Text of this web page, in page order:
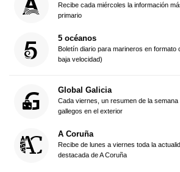
Recibe cada miércoles la información
primario
5 océanos
Boletín diario para marineros en formato
baja velocidad)
Global Galicia
Cada viernes, un resumen de la
gallegos en el exterior
A Coruña
Recibe de lunes a viernes toda la
destacada de A Coruña